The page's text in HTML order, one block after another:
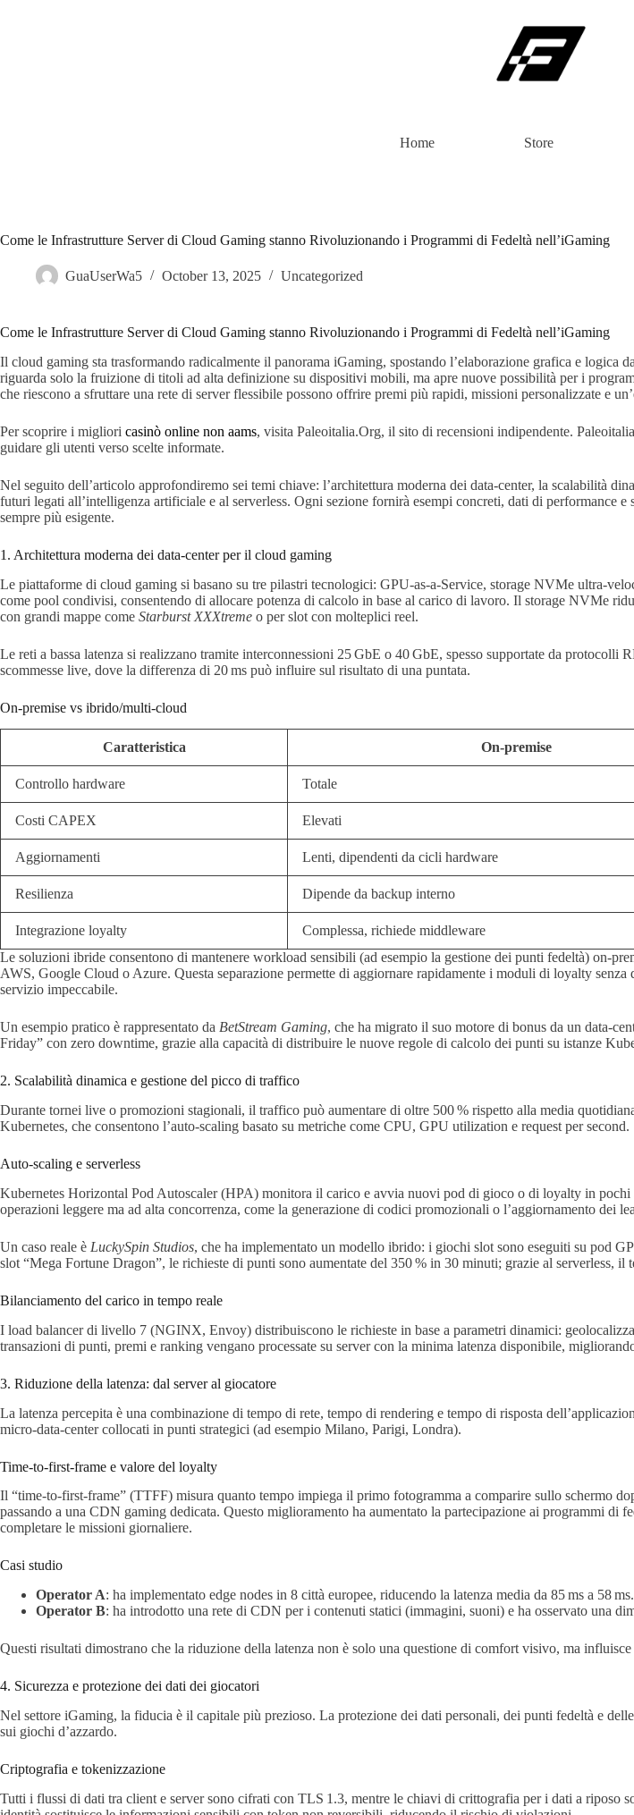
Home Store
Come le Infrastrutture Server di Cloud Gaming stanno Rivoluzionando i Programmi di Fedeltà nell’iGaming
GuaUserWa5 October 13, 2025 Uncategorized
Come le Infrastrutture Server di Cloud Gaming stanno Rivoluzionando i Programmi di Fedeltà nell’iGaming
Il cloud gaming sta trasformando radicalmente il panorama iGaming, spostando l’elaborazione grafica e logica
riguarda solo la fruizione di titoli ad alta definizione su dispositivi mobili, ma apre nuove possibilità per i
che riescono a sfruttare una rete di server flessibile possono offrire premi più rapidi, missioni personalizzate e
Per scoprire i migliori casinò online non aams, visita Paleoitalia.Org, il sito di recensioni indipendente.
guidare gli utenti verso scelte informate.
Nel seguito dell’articolo approfondiremo sei temi chiave: l’architettura moderna dei data‑center, la scalabilità
futuri legati all’intelligenza artificiale e al serverless. Ogni sezione fornirà esempi concreti, dati di
sempre più esigente.
1. Architettura moderna dei data‑center per il cloud gaming
Le piattaforme di cloud gaming si basano su tre pilastri tecnologici: GPU‑as‑a‑Service, storage NVMe
come pool condivisi, consentendo di allocare potenza di calcolo in base al carico di lavoro. Il storage NVMe
con grandi mappe come Starburst XXXtreme o per slot con molteplici reel.
Le reti a bassa latenza si realizzano tramite interconnessioni 25 GbE o 40 GbE, spesso supportate da
scommesse live, dove la differenza di 20 ms può influire sul risultato di una puntata.
On‑premise vs ibrido/multi‑cloud
Caratteristica On‑premise
Controllo hardware Totale
Costi CAPEX Elevati
Aggiornamenti Lenti, dipendenti da cicli hardware
Resilienza Dipende da backup interno
Integrazione loyalty Complessa, richiede middleware
Le soluzioni ibride consentono di mantenere workload sensibili (ad esempio la gestione dei punti fedeltà)
AWS, Google Cloud o Azure. Questa separazione permette di aggiornare rapidamente i moduli di loyalty
servizio impeccabile.
Un esempio pratico è rappresentato da BetStream Gaming, che ha migrato il suo motore di bonus da un
Friday” con zero downtime, grazie alla capacità di distribuire le nuove regole di calcolo dei punti su istanze
2. Scalabilità dinamica e gestione del picco di traffico
Durante tornei live o promozioni stagionali, il traffico può aumentare di oltre 500 % rispetto alla media
Kubernetes, che consentono l’auto‑scaling basato su metriche come CPU, GPU utilization e request per second.
Auto‑scaling e serverless
Kubernetes Horizontal Pod Autoscaler (HPA) monitora il carico e avvia nuovi pod di gioco o di loyalty in
operazioni leggere ma ad alta concorrenza, come la generazione di codici promozionali o l’aggiornamento dei
Un caso reale è LuckySpin Studios, che ha implementato un modello ibrido: i giochi slot sono eseguiti su pod
slot “Mega Fortune Dragon”, le richieste di punti sono aumentate del 350 % in 30 minuti; grazie al serverless,
Bilanciamento del carico in tempo reale
I load balancer di livello 7 (NGINX, Envoy) distribuiscono le richieste in base a parametri dinamici:
transazioni di punti, premi e ranking vengano processate su server con la minima latenza disponibile,
3. Riduzione della latenza: dal server al giocatore
La latenza percepita è una combinazione di tempo di rete, tempo di rendering e tempo di risposta
micro‑data‑center collocati in punti strategici (ad esempio Milano, Parigi, Londra).
Time‑to‑first‑frame e valore del loyalty
Il “time‑to‑first‑frame” (TTFF) misura quanto tempo impiega il primo fotogramma a comparire sullo schermo
passando a una CDN gaming dedicata. Questo miglioramento ha aumentato la partecipazione ai programmi di
completare le missioni giornaliere.
Casi studio
Operator A: ha implementato edge nodes in 8 città europee, riducendo la latenza media da 85 ms a 58
Operator B: ha introdotto una rete di CDN per i contenuti statici (immagini, suoni) e ha osservato una
Questi risultati dimostrano che la riduzione della latenza non è solo una questione di comfort visivo, ma
4. Sicurezza e protezione dei dati dei giocatori
Nel settore iGaming, la fiducia è il capitale più prezioso. La protezione dei dati personali, dei punti fedeltà e
sui giochi d’azzardo.
Criptografia e tokenizzazione
Tutti i flussi di dati tra client e server sono cifrati con TLS 1.3, mentre le chiavi di crittografia per i dati a